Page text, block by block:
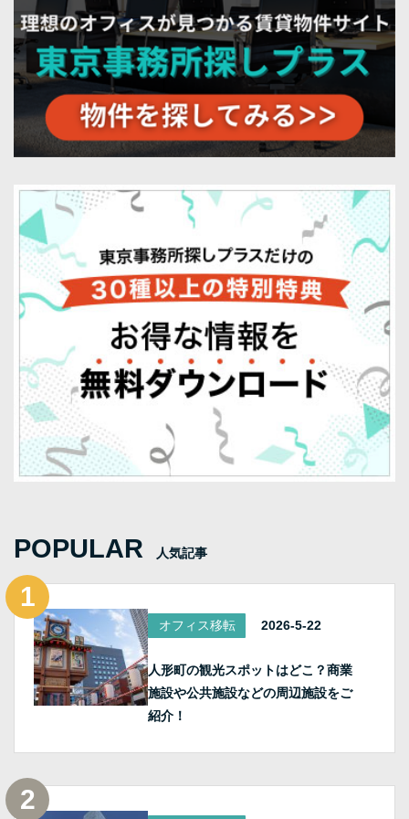
POPULAR 人気記事
オフィス移転 2026-5-22
人形町の観光スポットはどこ？商業
施設や公共施設などの周辺施設をご
紹介！